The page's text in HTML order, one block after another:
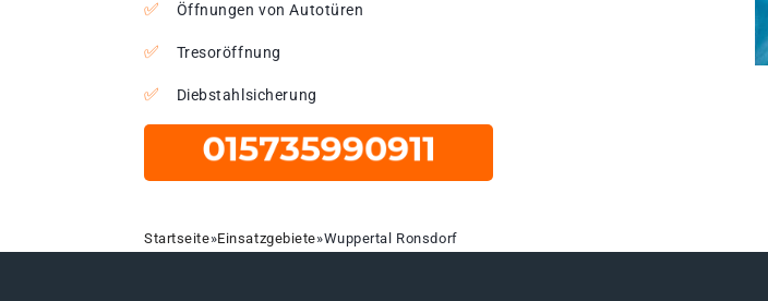
Öffnungen von Autotüren
Tresoröffnung
Diebstahlsicherung
Startseite»Einsatzgebiete»Wuppertal Ronsdorf